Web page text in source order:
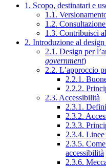
1. Scopo, destinatari e
1.1.
1.2.
1.3. Contribuisci
2. Introduzione al
2.1. Design per
government)
2.2. L’approccio
2.2.1.
2.2.2.
2.3. Accessibilità
2.3.1.
2.3.2.
2.3.3.
2.3.4. Linee
2.3.5.
accessibilità
2.3.6.